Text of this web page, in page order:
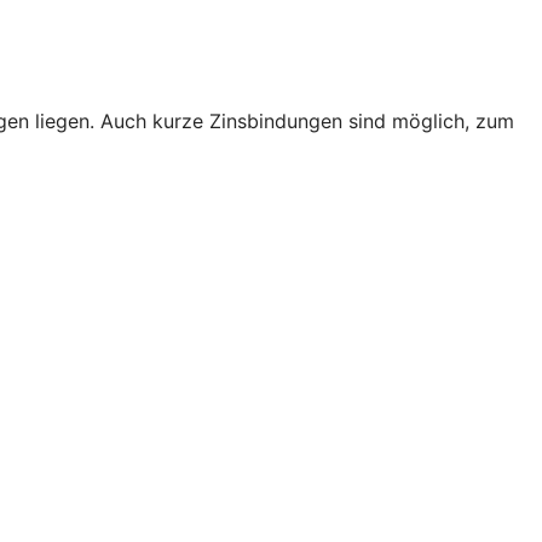
liegen. Auch kurze Zinsbindungen sind möglich, zum